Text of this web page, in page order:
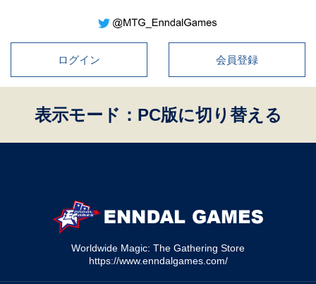
ログイン 会員登録
表示モード：PC版に切り替える
Worldwide Magic: The Gathering Store
https://www.enndalgames.com/